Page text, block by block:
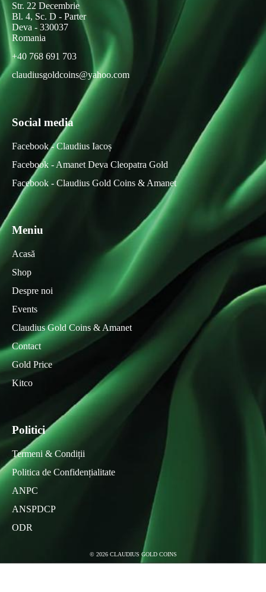
Str. 22 Decembrie
Bl. 4, Sc. D - Parter
Deva - 330037
Romania
+40 768 691 703
claudiusgoldcoins@yahoo.com
Social media
Facebook - Claudius Iacoș
Facebook - Amanet Deva Cleopatra Gold
Facebook - Claudius Gold Coins & Amanet
Meniu
Acasă
Shop
Despre noi
Events
Claudius Gold Coins & Amanet
Contact
Gold Price
Kitco
Politici
Termeni & Condiții
Politica de Confidențialitate
ANPC
ANSPDCP
ODR
© 2026 CLAUDIUS GOLD COINS